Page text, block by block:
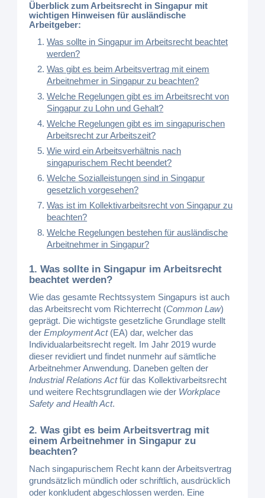
Überblick zum Arbeitsrecht in Singapur mit
wichtigen Hinweisen für ausländische
Arbeitgeber:
Was sollte in Singapur im Arbeitsrecht beachtet
werden?
Was gibt es beim Arbeitsvertrag mit einem
Arbeitnehmer in Singapur zu beachten?
Welche Regelungen gibt es im Arbeitsrecht von
Singapur zu Lohn und Gehalt?
Welche Regelungen gibt es im singapurischen
Arbeitsrecht zur Arbeitszeit?
Wie wird ein Arbeitsverhältnis nach
singapurischem Recht beendet?
Welche Sozialleistungen sind in Singapur
gesetzlich vorgesehen?
Was ist im Kollektivarbeitsrecht von Singapur zu
beachten?
Welche Regelungen bestehen für ausländische
Arbeitnehmer in Singapur?
1. Was sollte in Singapur im Arbeitsrecht
beachtet werden?
Wie das gesamte Rechtssystem Singapurs ist auch
das Arbeitsrecht vom Richterrecht (Common Law)
geprägt. Die wichtigste gesetzliche Grundlage stellt
derEmployment Act(EA) dar, welcher das
Individualarbeitsrecht regelt. Im Jahr 2019 wurde
dieser revidiert und findet nunmehr auf sämtliche
Arbeitnehmer Anwendung. Daneben gelten der
Industrial Relations Actfür das Kollektivarbeitsrecht
und weitere Rechtsgrundlagen wie der Workplace
Safety and Health Act.
2. Was gibt es beim Arbeitsvertrag mit
einem Arbeitnehmer in Singapur zu
beachten?
Nach singapurischem Recht kann der Arbeitsvertrag
grundsätzlich mündlich oder schriftlich, ausdrücklich
oder konkludent abgeschlossen werden. Eine